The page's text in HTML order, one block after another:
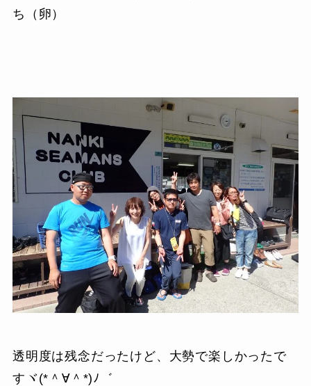
ち（卵）
透明度は残念だったけど、大勢で楽しかったで
すヾ(*＾∀＾*)ﾉ゛